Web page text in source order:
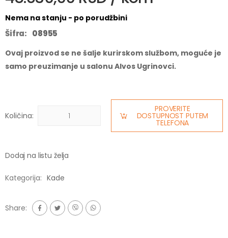
Nema na stanju - po porudžbini
Šifra: 08955
Ovaj proizvod se ne šalje kurirskom službom, moguće je
samo preuzimanje u salonu Alvos Ugrinovci.
Količina:
PROVERITE
DOSTUPNOST PUTEM
TELEFONA
Dodaj na listu želja
Kategorija: Kade
Share: